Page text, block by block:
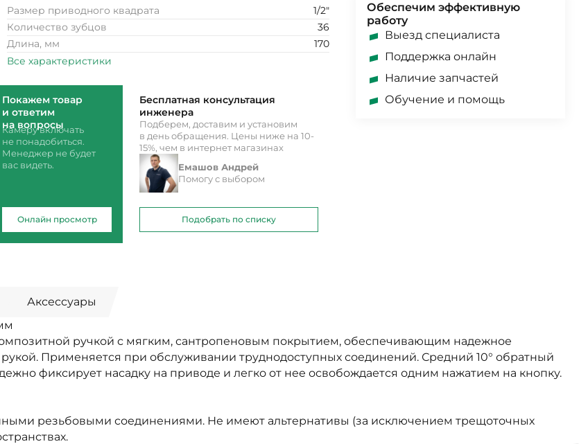
Размер приводного квадрата
1/2"
Количество зубцов
36
Длина, мм
170
Все характеристики
Покажем товар
и ответим
на вопросы
Камеру включать
не понадобиться.
Менеджер не будет
вас видеть.
Онлайн просмотр
Бесплатная консультация
инженера
Подберем, доставим и установим
в день обращения. Цены ниже на 10-
15%, чем в интернет магазинах
Емашов Андрей
Помогу с выбором
Подобрать по списку
Обеспечим эффективную
работу
Выезд специалиста
Поддержка онлайн
Наличие запчастей
Обучение и помощь
Аксессуары
ручкой с мягким, сантропеновым покрытием, обеспечивающим надежное
Применяется при обслуживании труднодоступных соединений. Средний 10° обратный
фиксирует насадку на приводе и легко от нее освобождается одним нажатием на кнопку.
резьбовыми соединениями. Не имеют альтернативы (за исключением трещоточных